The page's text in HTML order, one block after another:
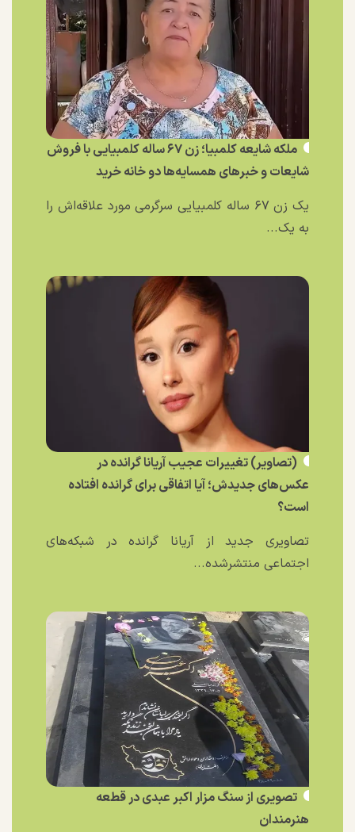
ملکه شایعه کلمبیا؛ زن ۶۷ ساله کلمبیایی با فروش
شایعات و خبر‌های همسایه‌ها دو خانه خرید
یک زن ۶۷ ساله کلمبیایی سرگرمی مورد علاقه‌اش را
به یک...
(تصاویر) تغییرات عجیب آریانا گرانده در
عکس‌های جدیدش؛ آیا اتفاقی برای گرانده افتاده
است؟
تصاویری جدید از آریانا گرانده در شبکه‌های
اجتماعی منتشرشده...
تصویری از سنگ مزار اکبر عبدی در قطعه
هنرمندان